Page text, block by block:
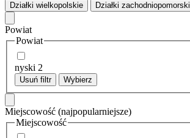
Działki wielkopolskie
Działki
Powiat
Powiat
nyski 2
Usuń filtr Wybierz
Miejscowość (najpopularniejsze)
Miejscowość